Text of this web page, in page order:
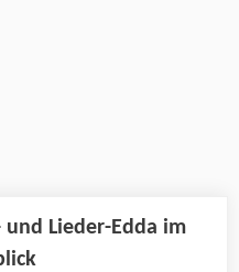
und Lieder-Edda im